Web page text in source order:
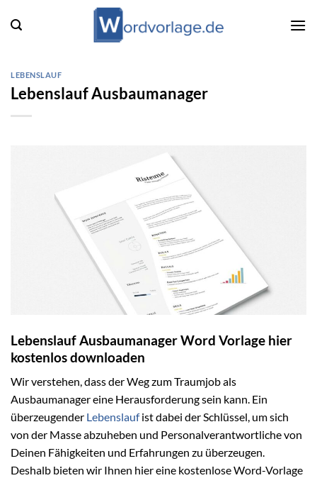
Inhalt
LEBENSLAUF
Lebenslauf Ausbaumanager
Lebenslauf Ausbaumanager Word Vorlage hier
kostenlos downloaden
Wir verstehen, dass der Weg zum Traumjob als
Ausbaumanager eine Herausforderung sein kann. Ein
überzeugender Lebenslaufist dabei der Schlüssel, um sich
von der Masse abzuheben und Personalverantwortliche von
Deinen Fähigkeiten und Erfahrungen zu überzeugen.
Deshalb bieten wir Ihnen hier eine kostenlose Word-Vorlage